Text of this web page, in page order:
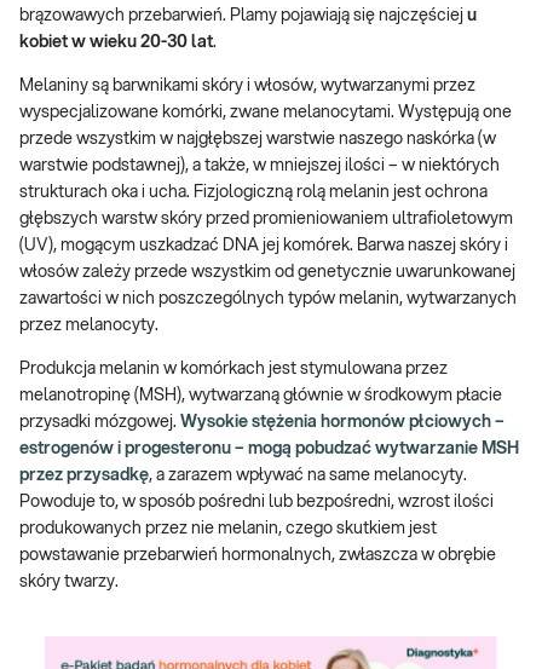
brązowawych przebarwień. Plamy pojawiają się najczęściej u
kobiet w wieku 20-30 lat.
Melaniny są barwnikami skóry i włosów, wytwarzanymi przez
wyspecjalizowane komórki, zwane melanocytami. Występują one
przede wszystkim w najgłębszej warstwie naszego naskórka (w
warstwie podstawnej), a także, w mniejszej ilości – w niektórych
strukturach oka i ucha. Fizjologiczną rolą melanin jest ochrona
głębszych warstw skóry przed promieniowaniem ultrafioletowym
(UV), mogącym uszkadzać DNA jej komórek. Barwa naszej skóry i
włosów zależy przede wszystkim od genetycznie uwarunkowanej
zawartości w nich poszczególnych typów melanin, wytwarzanych
przez melanocyty.
Produkcja melanin w komórkach jest stymulowana przez
melanotropinę (MSH), wytwarzaną głównie w środkowym płacie
przysadki mózgowej. Wysokie stężenia hormonów płciowych –
estrogenów i progesteronu – mogą pobudzać wytwarzanie MSH
przez przysadkę, a zarazem wpływać na same melanocyty.
Powoduje to, w sposób pośredni lub bezpośredni, wzrost ilości
produkowanych przez nie melanin, czego skutkiem jest
powstawanie przebarwień hormonalnych, zwłaszcza w obrębie
skóry twarzy.